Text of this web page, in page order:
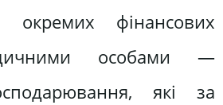
фінансових
особами —
які за